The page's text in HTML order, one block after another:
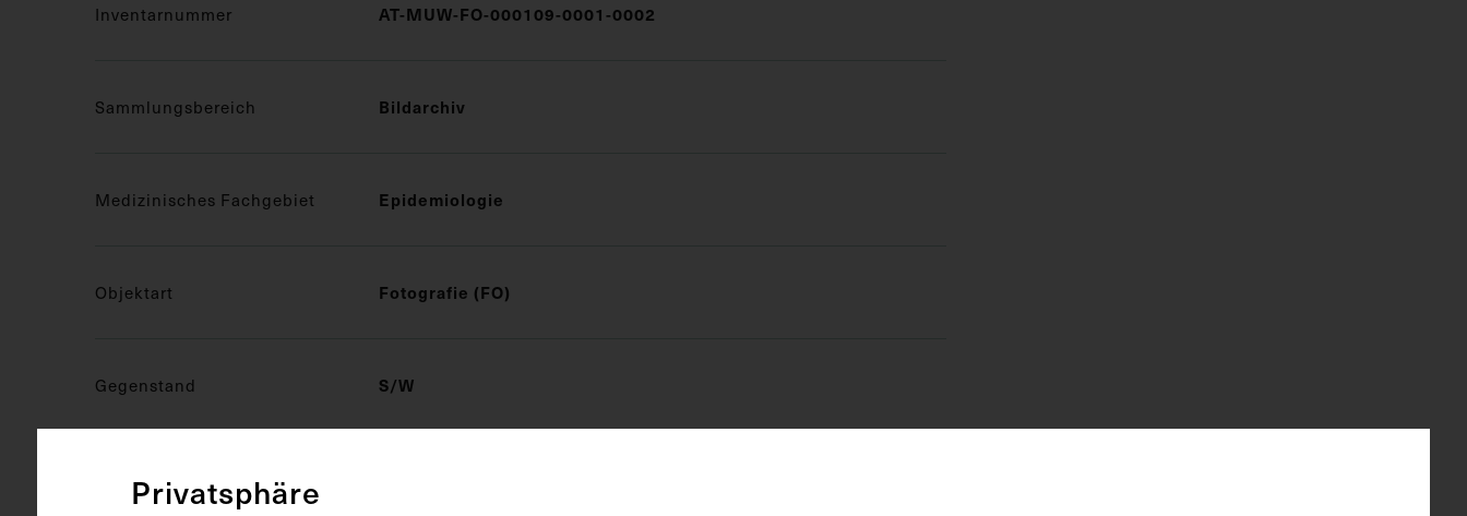
Inventarnummer AT-MUW-FO-000109-0001-0002
Sammlungsbereich Bildarchiv
Medizinisches Fachgebiet Epidemiologie
Objektart Fotografie (FO)
Gegenstand S/W
Datierung
Privatsphäre